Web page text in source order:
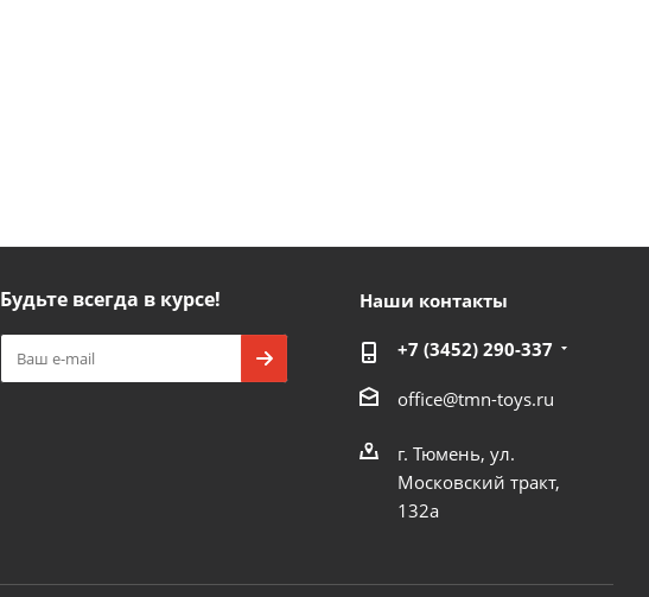
Будьте всегда в курсе! Наши контакты
+7 (3452) 290-337
office@tmn-toys.ru
г. Тюмень, ул.
Московский тракт,
132а